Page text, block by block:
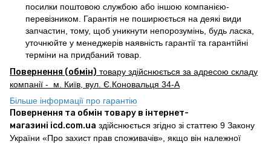
посилки поштовою службою або іншою компанією-
перевізником. Гарантія не поширюється на деякі види
запчастин, тому, щоб уникнути непорозумінь, будь ласка,
уточнюйте у менеджерів наявність гарантії та гарантійні
терміни на придбаний товар.
Повернення (обмін) товару здійснюється за адресою складу
компанії - м. Київ, вул. Є.Коновальця 34-А
Більше інформації про гарантію
Повернення та обмін товару в інтернет-
магазині icd.com.ua здійснюється згідно зі статтею 9 Закону
України «Про захист прав споживачів», якщо він належної